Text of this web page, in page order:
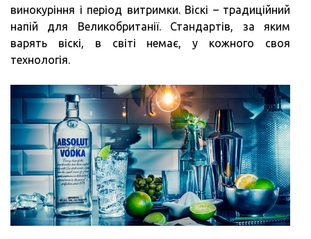
винокуріння і період витримки. Віскі – традиційний
напій для Великобританії. Стандартів, за яким
варять віскі, в світі немає, у кожного своя
технологія.